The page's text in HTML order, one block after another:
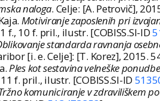
naloga. Celje: [A. Petrovič],
Motiviranje zaposlenih pri
f., 10 f. pril., ilustr. [COBISS.SI-ID
standarda ravnanja
[i. e. Celje]: [T. Korez], 2015.
Ples kot sestavina velneške
f. pril., ilustr. [COBISS.SI-ID
komuniciranje v zdraviliškem